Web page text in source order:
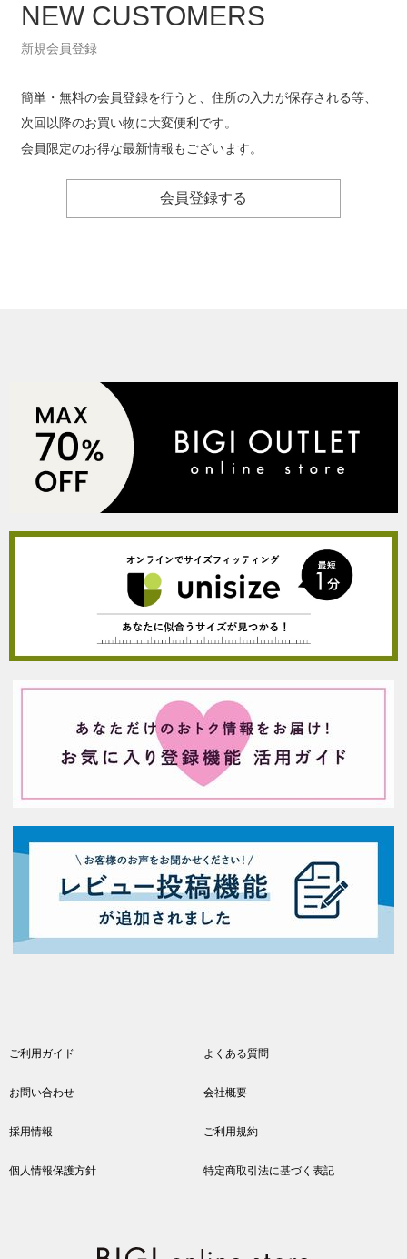
NEW CUSTOMERS
新規会員登録
簡単・無料の会員登録を行うと、住所の入力が保存される等、
次回以降のお買い物に大変便利です。
会員限定のお得な最新情報もございます。
会員登録する
ご利用ガイド よくある質問
お問い合わせ 会社概要
採用情報 ご利用規約
個人情報保護方針 特定商取引法に基づく表記